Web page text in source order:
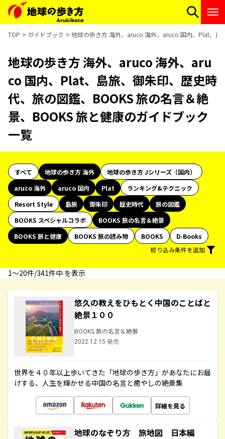
TOP ガイドブック 地球の歩き方 海外、aruco 海外、aruco 国内、Plat、島
地球の歩き方 海外、aruco 海外、aru
co 国内、Plat、島旅、御朱印、歴史時
代、旅の図鑑、BOOKS 旅の名言＆絶
景、BOOKS 旅と健康のガイドブック
一覧
すべて 地球の歩き方 海外
地球の歩き方 Jシリーズ（国内）
aruco 海外
aruco 国内 Plat
ランキング&テクニック
Resort Style
島旅 御朱印 歴史時代
旅の図鑑
BOOKS スペシャルコラボ
BOOKS 旅の名言＆絶景
BOOKS 旅と健康
BOOKS 旅の読み物 BOOKS
D-Books
絞り込み条件を追加
1〜20件/341件中 を表示
悠久の教えをひもとく中国のことばと
絶景１００
BOOKS 旅の名言＆絶景
2022.12.15 発売
世界を４０年以上歩いてきた「地球の歩き方」があなたにお届
けする、人生を輝かせる中国の名言と癒やしの絶景集
詳細を見る
地球のなぞり方 旅地図 日本編